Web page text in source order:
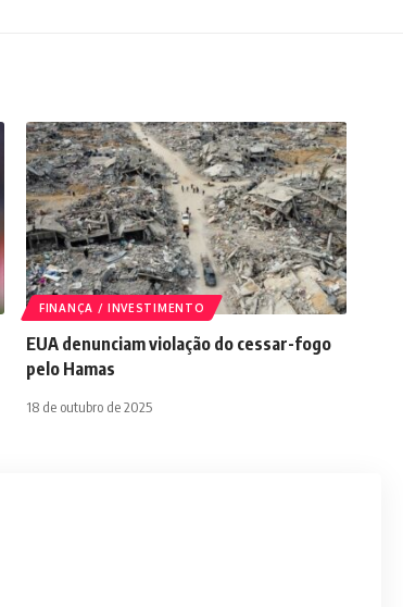
FINANÇA / INVESTIMENTO
EUA denunciam violação do cessar-fogo
pelo Hamas
18 de outubro de 2025